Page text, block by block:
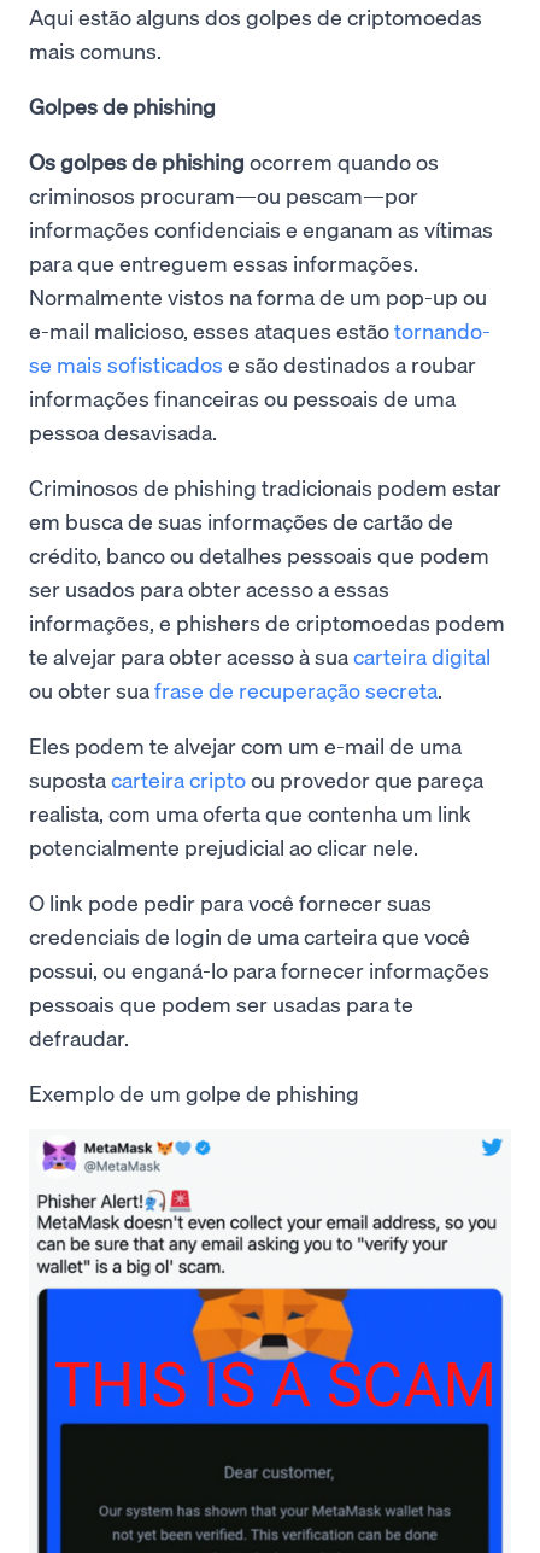
Aqui estão alguns dos golpes de criptomoedas
mais comuns.
Golpes de phishing
Os golpes de phishing ocorrem quando os
criminosos procuram—ou pescam—por
informações confidenciais e enganam as vítimas
para que entreguem essas informações.
Normalmente vistos na forma de um pop-up ou
e-mail malicioso, esses ataques estãotornando-
se mais sofisticados e são destinados a roubar
informações financeiras ou pessoais de uma
pessoa desavisada.
Criminosos de phishing tradicionais podem estar
em busca de suas informações de cartão de
crédito, banco ou detalhes pessoais que podem
ser usados para obter acesso a essas
informações, e phishers de criptomoedas podem
te alvejar para obter acesso à suacarteira digital
ou obter suafrase de recuperação secreta.
Eles podem te alvejar com um e-mail de uma
supostacarteira criptoou provedor que pareça
realista, com uma oferta que contenha um link
potencialmente prejudicial ao clicar nele.
O link pode pedir para você fornecer suas
credenciais de login de uma carteira que você
possui, ou enganá-lo para fornecer informações
pessoais que podem ser usadas para te
defraudar.
Exemplo de um golpe de phishing